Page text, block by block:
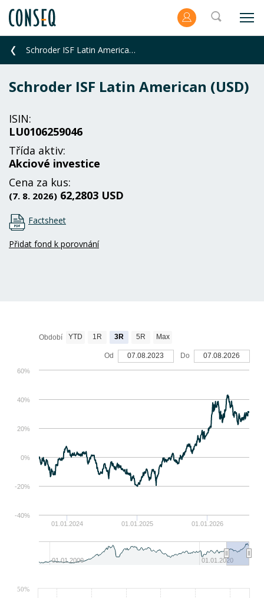
Schroder ISF Latin American (USD)
Schroder ISF Latin American (USD)
ISIN:
LU0106259046
Třída aktiv:
Akciové investice
Cena za kus:
(7. 8. 2026) 62,2803 USD
Factsheet
Přidat fond k porovnání
01.01.2024 01.01.2025 01.01.2026
01.01.2000 01.01.2020
-20%
0%
20%
40%
-40%
60%
Období YTD 1R 3R 5R Max
Od 07.08.2023 Do 07.08.2026
50%